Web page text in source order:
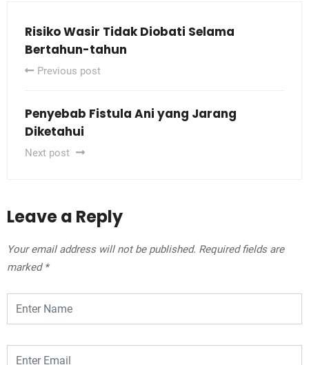
Risiko Wasir Tidak Diobati Selama
Bertahun-tahun
Previous post
Penyebab Fistula Ani yang Jarang
Diketahui
Next post
Leave a Reply
Your email address will not be published. Required fields are
marked *